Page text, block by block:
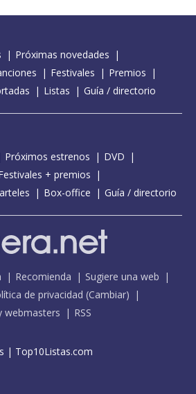
Próximas novedades
Festivales
Premios
Listas Guía / directorio
Próximos estrenos
DVD
+ premios
Box-office Guía / directorio
Recomienda
Sugiere una web
de privacidad (Cambiar)
webmasters RSS
| Top10Listas.com